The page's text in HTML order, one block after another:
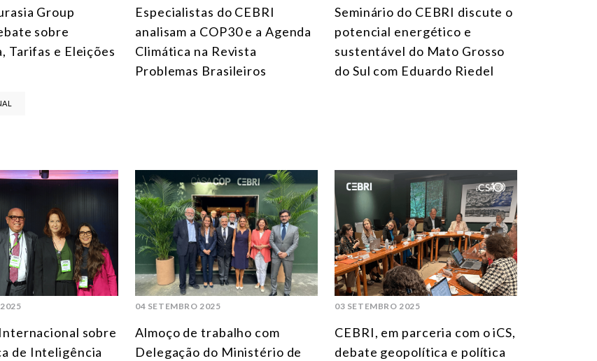
COMÉRCIO INTERNACIONAL E ECONOMIA GLOBAL
MEIO AMBIENTE E MUDANÇA DO CLIMA
MULTILATERALISMO
TECNOLOGIA E TRANSFORMAÇÃO DIGITAL
TODAS OS NÚCLEOS
Group
sobre
Tarifas e Eleições
Especialistas do CEBRI
analisam a COP30 e a Agenda
Climática na Revista
Problemas Brasileiros
Seminário do CEBRI discute o
potencial energético e
sustentável do Mato Grosso
do Sul com Eduardo Riedel
sobre
de Inteligência
04 SETEMBRO 2025
Almoço de trabalho com
Delegação do Ministério de
03 SETEMBRO 2025
CEBRI, em parceria com o iCS,
debate geopolítica e política